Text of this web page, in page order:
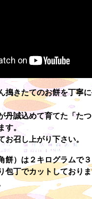
搗きたてのお餅を丁寧
丹誠込めて育てた「た
す。
お召し上がり下さい。
餅）は２キログラムで
包丁でカットしており